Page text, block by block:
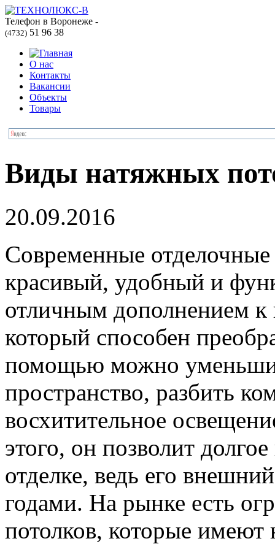
Телефон в Воронеже -
(4732) 51 96 38
О нас
Контакты
Вакансии
Объекты
Товары
Виды натяжных
20.09.2016
Современные отделочные
красивый, удобный и
отличным дополнением к
который способен
помощью можно
пространство, разбить
восхитительное
этого, он позволит
отделке, ведь его
годами. На рынке есть
потолков, которые имеют